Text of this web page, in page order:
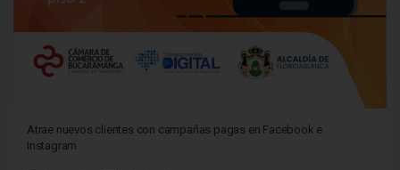
Atrae nuevos clientes con campañas pagas en Facebook e
Instagram